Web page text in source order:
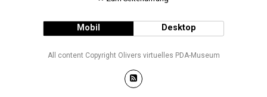
Mobil Desktop
All content Copyright Olivers virtuelles PDA-Museum